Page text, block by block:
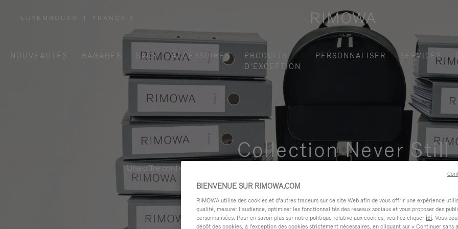
LUXEMBOURG
,
| FRANÇAIS
NOUVEAUTÉS BAGAGES SACS ACCESSOIRES
PRODUITS
D'EXCEPTION
PERSONNALISER SERVICES
Collection Never Still
Une offre contemporaine, fonctionnelle et élégante pour vos déplacements quotidiens en
BIENVENUE SUR RIMOWA.COM
RIMOWA utilise des cookies et d’autres traceurs sur ce site Web afin de vous offrir une expérience
qualité, mesurer l’audience, optimiser les fonctionnalités des réseaux sociaux et vous proposer des
personnalisées. Pour en savoir plus sur notre politique relative aux cookies, veuillez cliquer ici. Vous
dépôt des cookies, à l'exception des cookies strictement nécessaires, en cliquant sur « Continuer sans